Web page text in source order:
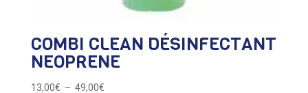
COMBI CLEAN DÉSINFECTANT
NEOPRENE
13,00€ – 49,00€Plage